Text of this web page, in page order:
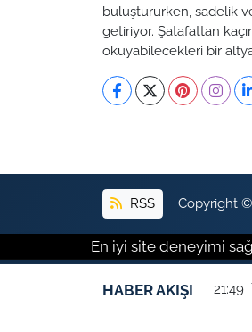
buluştururken, sadelik
getiriyor. Şatafattan
okuyabilecekleri bir
RSS Copyright ©
En iyi site deneyimi
HABER AKIŞI 21:49